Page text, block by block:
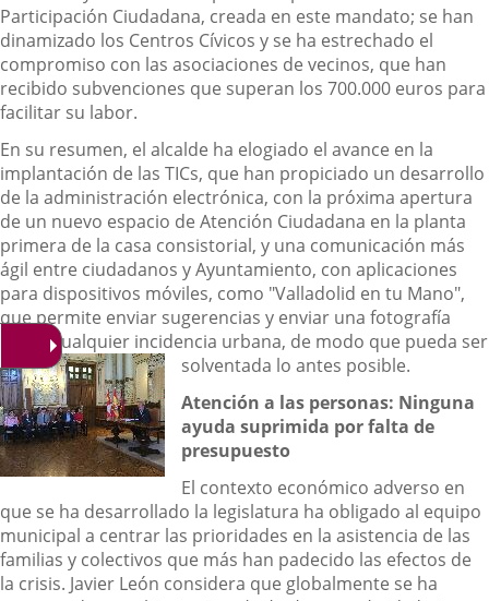
Participación Ciudadana, creada en este mandato; se han
dinamizado los Centros Cívicos y se ha estrechado el
compromiso con las asociaciones de vecinos, que han
recibido subvenciones que superan los 700.000 euros para
facilitar su labor.
En su resumen, el alcalde ha elogiado el avance en la
implantación de las TICs, que han propiciado un desarrollo
de la administración electrónica, con la próxima apertura
de un nuevo espacio de Atención Ciudadana en la planta
primera de la casa consistorial, y una comunicación más
ágil entre ciudadanos y Ayuntamiento, con aplicaciones
para dispositivos móviles, como "Valladolid en tu Mano",
que permite enviar sugerencias y enviar una fotografía
sobre cualquier incidencia urbana, de modo que pueda ser
solventada lo antes posible.
Atención a las personas: Ninguna
ayuda suprimida por falta de
presupuesto
El contexto económico adverso en
que se ha desarrollado la legislatura ha obligado al equipo
municipal a centrar las prioridades en la asistencia de las
familias y colectivos que más han padecido las efectos de
la crisis. Javier León considera que globalmente se ha